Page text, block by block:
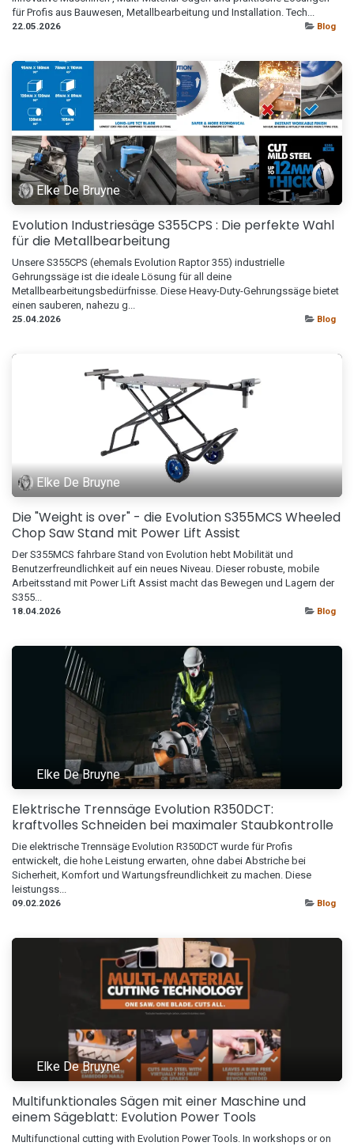
für Profis aus Bauwesen, Metallbearbeitung und Installation. Tech...
22.05.2026 Blog
Elke De Bruyne
​Evolution Industriesäge S355CPS : Die perfekte Wahl
für die Metallbearbeitung
Unsere S355CPS (ehemals Evolution Raptor 355) industrielle
Gehrungssäge ist die ideale Lösung für all deine
Metallbearbeitungsbedürfnisse. Diese Heavy-Duty-Gehrungssäge bietet
einen sauberen, nahezu g...
25.04.2026 Blog
Elke De Bruyne
Die "Weight is over" - die Evolution S355MCS Wheeled
Chop Saw Stand mit Power Lift Assist
Der S355MCS fahrbare Stand von Evolution hebt Mobilität und
Benutzerfreundlichkeit auf ein neues Niveau. Dieser robuste, mobile
Arbeitsstand mit Power Lift Assist macht das Bewegen und Lagern der
S355...
18.04.2026 Blog
Elke De Bruyne
Elektrische Trennsäge Evolution R350DCT:
kraftvolles Schneiden bei maximaler Staubkontrolle
Die elektrische Trennsäge Evolution R350DCT wurde für Profis
entwickelt, die hohe Leistung erwarten, ohne dabei Abstriche bei
Sicherheit, Komfort und Wartungsfreundlichkeit zu machen. Diese
leistungss...
09.02.2026 Blog
Elke De Bruyne
Multifunktionales Sägen mit einer Maschine und
einem Sägeblatt: Evolution Power Tools
Multifunctional cutting with Evolution Power Tools. In workshops or on